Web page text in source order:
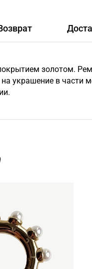
золотом.
украшение в части